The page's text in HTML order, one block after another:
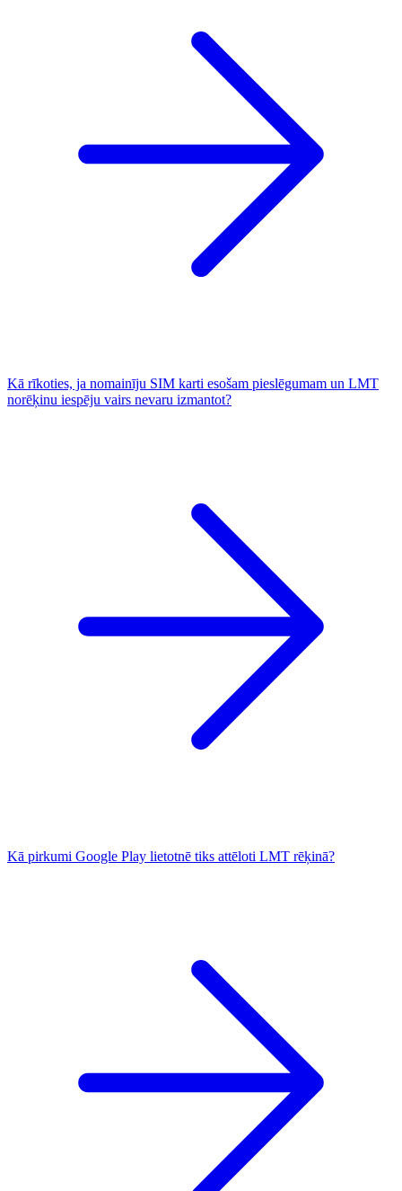
Kā rīkoties, ja nomainīju SIM karti esošam pieslēgumam un LMT
norēķinu iespēju vairs nevaru izmantot?
Kā pirkumi Google Play lietotnē tiks attēloti LMT rēķinā?